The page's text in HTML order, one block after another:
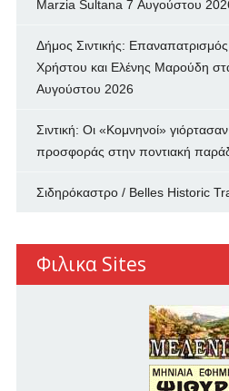
Marzia Sultana 7 Αυγούστου
Δήμος Σιντικής:
Χρήστου και Ελένης Μαρούδη
Αυγούστου 2026
Σιντική: Οι «Κομνηνοί»
προσφοράς στην ποντιακή
Σιδηρόκαστρο / Belles Historic
Φιλικα Sites